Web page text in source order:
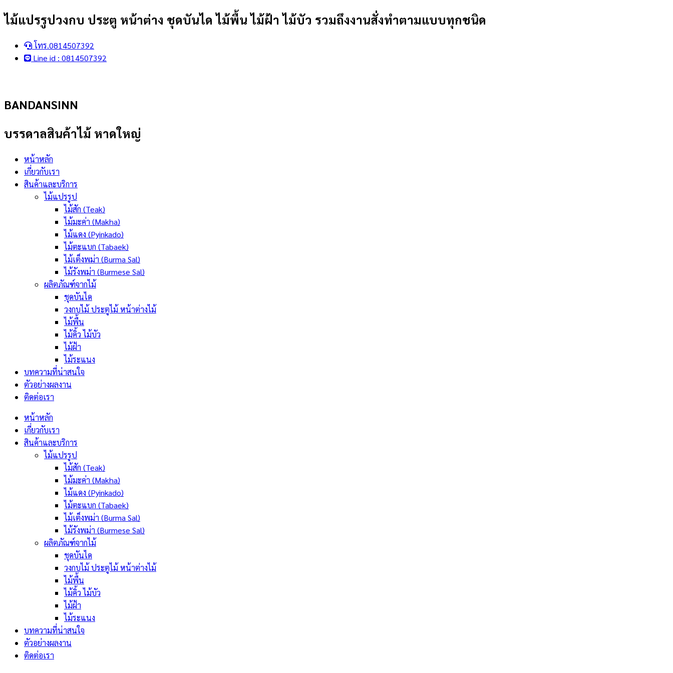
Skip
content
ไม้แปรรูปวงกบ ประตู หน้าต่าง ชุดบันได ไม้พื้น ไม้ฝ้า ไม้บัว รวมถึงงานสั่งทำตามแบบทุกชนิด
โทร.0814507392
Line id : 0814507392
BANDANSINN
บรรดาลสินค้าไม้ หาดใหญ่
หน้าหลัก
เกี่ยวกับเรา
สินค้าและบริการ
ไม้แปรรูป
ไม้สัก (Teak)
ไม้มะค่า (Makha)
ไม้แดง (Pyinkado)
ไม้ตะแบก (Tabaek)
ไม้เต็งพม่า (Burma Sal)
ไม้รังพม่า (Burmese Sal)
ผลิตภัณฑ์จากไม้
ชุดบันได
วงกบไม้ ประตูไม้ หน้าต่างไม้
ไม้พื้น
ไม้คิ้ว ไม้บัว
ไม้ฝ้า
ไม้ระแนง
บทความที่น่าสนใจ
ตัวอย่างผลงาน
ติดต่อเรา
หน้าหลัก
เกี่ยวกับเรา
สินค้าและบริการ
ไม้แปรรูป
ไม้สัก (Teak)
ไม้มะค่า (Makha)
ไม้แดง (Pyinkado)
ไม้ตะแบก (Tabaek)
ไม้เต็งพม่า (Burma Sal)
ไม้รังพม่า (Burmese Sal)
ผลิตภัณฑ์จากไม้
ชุดบันได
วงกบไม้ ประตูไม้ หน้าต่างไม้
ไม้พื้น
ไม้คิ้ว ไม้บัว
ไม้ฝ้า
ไม้ระแนง
บทความที่น่าสนใจ
ตัวอย่างผลงาน
ติดต่อเรา